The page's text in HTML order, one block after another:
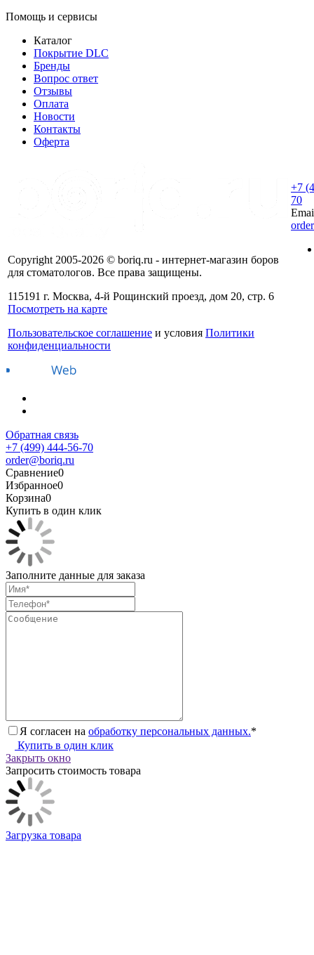
Помощь и сервисы
Каталог
Покрытие DLC
Бренды
Вопрос ответ
Отзывы
Оплата
Новости
Контакты
Оферта
Copyright 2005-2026 © boriq.ru - интернет-магазин боров
для стоматологов. Все права защищены.
115191 г. Москва, 4-й Рощинский проезд, дом 20, стр. 6
Посмотреть на карте
Пользовательское соглашение и условия Политики
конфиденциальности
+7
70
Обратная связь
+7 (499) 444-56-70
order@boriq.ru
Сравнение0
Избранное0
Корзина0
Купить в один клик
Заполните данные для заказа
Я согласен на обработку персональных данных.*
Купить в один клик
Закрыть окно
Запросить стоимость товара
Загрузка товара